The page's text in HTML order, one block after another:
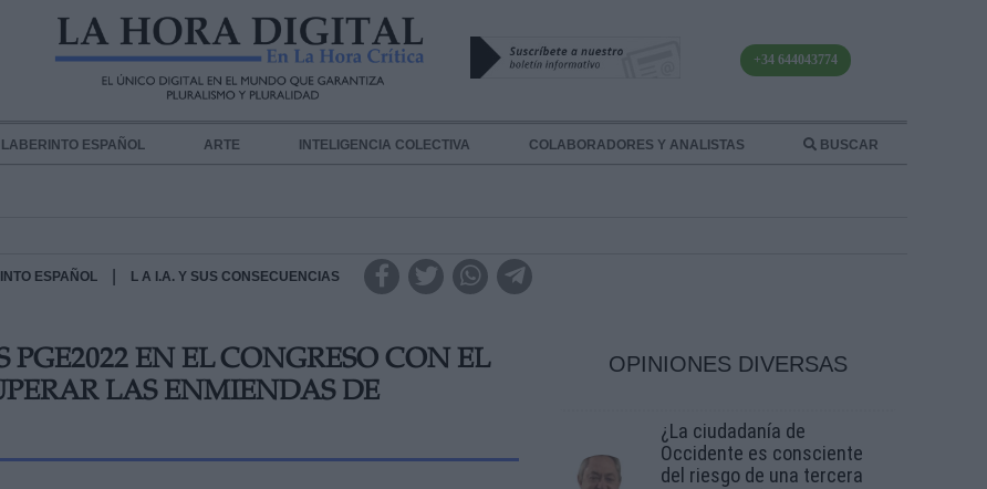
+34 644043774
LABERINTO ESPAÑOL ARTE INTELIGENCIA COLECTIVA COLABORADORES Y ANALISTAS BUSCAR
ESPAÑOL L A I.A. Y SUS CONSECUENCIAS
PGE2022 EN EL CONGRESO CON EL
LAS ENMIENDAS DE
OPINIONES DIVERSAS
¿La ciudadanía de
Occidente es consciente
del riesgo de una tercera